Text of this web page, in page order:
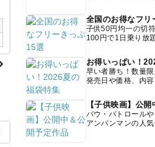
全国のお得なフリ
子供50円均一の切
100円で1日乗り放
お得いっぱい！
早い者勝ち！数量
発売日や価格、内
【子供映画】公
パウ・パトロールや
アンパンマンの人